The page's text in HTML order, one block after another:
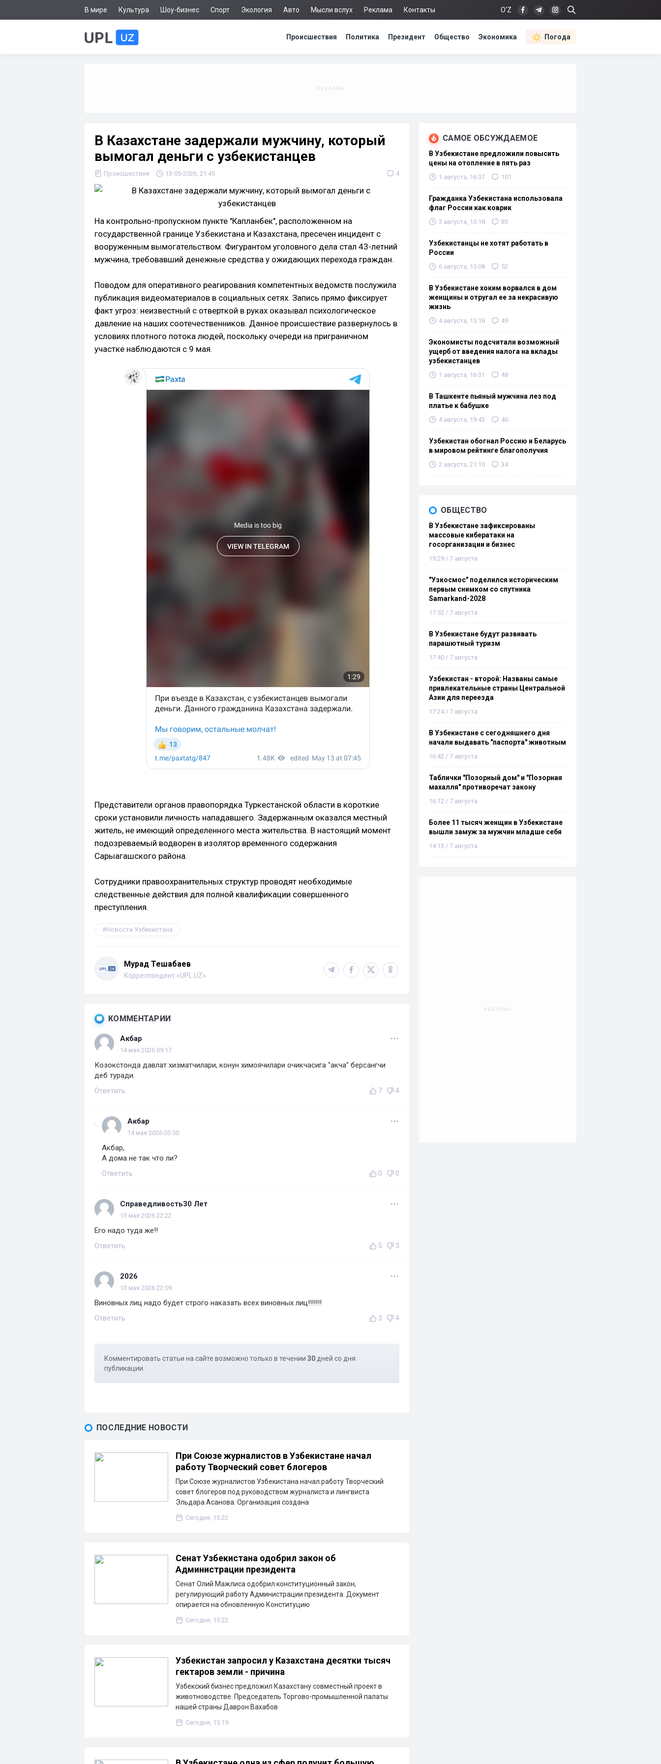
В мире Культура Шоу-бизнес Спорт Экология Авто Мысли вслух Реклама Контакты O‘Z
Происшествия Политика Президент Общество Экономика Погода
В Казахстане задержали мужчину, который
вымогал деньги с узбекистанцев
Происшествия 13-05-2026, 21:45 4
На контрольно-пропускном пункте "Капланбек", расположенном на
государственной границе Узбекистана и Казахстана, пресечен инцидент с
вооруженным вымогательством. Фигурантом уголовного дела стал 43-летний
мужчина, требовавший денежные средства у ожидающих перехода граждан.
Поводом для оперативного реагирования компетентных ведомств послужила
публикация видеоматериалов в социальных сетях. Запись прямо фиксирует
факт угроз: неизвестный с отверткой в руках оказывал психологическое
давление на наших соотечественников. Данное происшествие развернулось в
условиях плотного потока людей, поскольку очереди на приграничном
участке наблюдаются с 9 мая.
Представители органов правопорядка Туркестанской области в короткие
сроки установили личность нападавшего. Задержанным оказался местный
житель, не имеющий определенного места жительства. В настоящий момент
подозреваемый водворен в изолятор временного содержания
Сарыагашского района.
Сотрудники правоохранительных структур проводят необходимые
следственные действия для полной квалификации совершенного
преступления.
Новости Узбекистана
Мурад Тешабаев
Корреспондент «UPL.UZ»
КОММЕНТАРИИ
Акбар
14 мая 2026 09:17
Козокстонда давлат хизматчилари, конун химоячилари очикчасига "акча" берсангчи
деб туради.
Ответить 7 4
Акбар
14 мая 2026 20:50
Акбар,
А дома не так что ли?
Ответить 0 0
Справедливость30 Лет
13 мая 2026 22:22
Его надо туда же!!
Ответить 5 3
2026
13 мая 2026 22:09
Виновных лиц надо будет строго наказать всех виновных лиц!!!!!!!
Ответить 3 4
Комментировать статьи на сайте возможно только в течении 30 дней со дня
публикации.
ПОСЛЕДНИЕ НОВОСТИ
При Союзе журналистов в Узбекистане начал
работу Творческий совет блогеров
При Союзе журналистов Узбекистана начал работу Творческий
совет блогеров под руководством журналиста и лингвиста
Эльдара Асанова. Организация создана
Сегодня, 15:22
Сенат Узбекистана одобрил закон об
Администрации президента
Сенат Олий Мажлиса одобрил конституционный закон,
регулирующий работу Администрации президента. Документ
опирается на обновленную Конституцию
Сегодня, 15:22
Узбекистан запросил у Казахстана десятки тысяч
гектаров земли - причина
Узбекский бизнес предложил Казахстану совместный проект в
животноводстве. Председатель Торгово-промышленной палаты
нашей страны Даврон Вахабов
Сегодня, 15:19
САМОЕ ОБСУЖДАЕМОЕ
В Узбекистане предложили повысить
цены на отопление в пять раз
1 августа, 16:37 101
Гражданка Узбекистана использовала
флаг России как коврик
3 августа, 10:18 85
Узбекистанцы не хотят работать в
России
6 августа, 15:08 52
В Узбекистане хоким ворвался в дом
женщины и отругал ее за некрасивую
жизнь
4 августа, 15:16 49
Экономисты подсчитали возможный
ущерб от введения налога на вклады
узбекистанцев
1 августа, 16:31 48
В Ташкенте пьяный мужчина лез под
платье к бабушке
4 августа, 19:43 40
Узбекистан обогнал Россию и Беларусь
в мировом рейтинге благополучия
2 августа, 21:10 34
ОБЩЕСТВО
В Узбекистане зафиксированы
массовые кибератаки на
госорганизации и бизнес
19:29 / 7 августа
"Узкосмос" поделился историческим
первым снимком со спутника
Samarkand-2028
17:52 / 7 августа
В Узбекистане будут развивать
парашютный туризм
17:40 / 7 августа
Узбекистан - второй: Названы самые
привлекательные страны Центральной
Азии для переезда
17:24 / 7 августа
В Узбекистане с сегодняшнего дня
начали выдавать "паспорта" животным
16:42 / 7 августа
Таблички "Позорный дом" и "Позорная
махалля" противоречат закону
16:12 / 7 августа
Более 11 тысяч женщин в Узбекистане
вышли замуж за мужчин младше себя
14:13 / 7 августа